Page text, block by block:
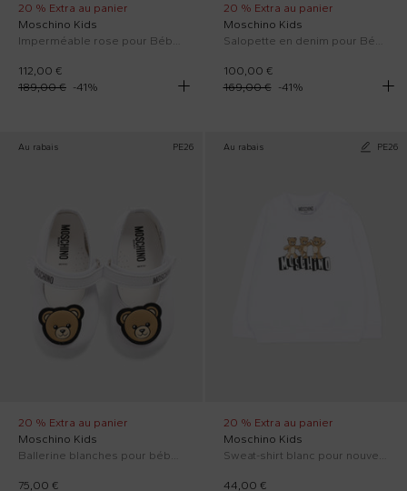
20 % Extra au panier
Moschino Kids
112,00 €
189,00 € -41%
20 % Extra au panier
Moschino Kids
100,00 €
169,00 €
-41%
Au rabais PE26
20 % Extra au panier
Moschino Kids
Ballerine blanches pour bébé fille avec Teddy Bear
75,00 €
Au rabais PE26
20 % Extra au panier
Moschino Kids
Sweat-shirt blanc pour nouveau-nés avec Teddy Bear
44,00 €